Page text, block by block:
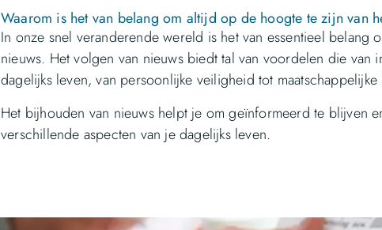
Waarom is het van belang om altijd op de hoogte te zijn van
In onze snel veranderende wereld is het van essentieel belang
nieuws. Het volgen van nieuws biedt tal van voordelen die
dagelijks leven, van persoonlijke veiligheid tot
Het bijhouden van nieuws helpt je om geïnformeerd te blijven
verschillende aspecten van je dagelijks leven.